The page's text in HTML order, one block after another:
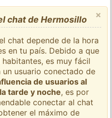
×
chat de Hermosillo
chat depende de la hora
en tu país. Debido a que
es muy fácil
usuario conectado de
de usuarios al
tarde y noche, es por
conectar al chat
el máximo de